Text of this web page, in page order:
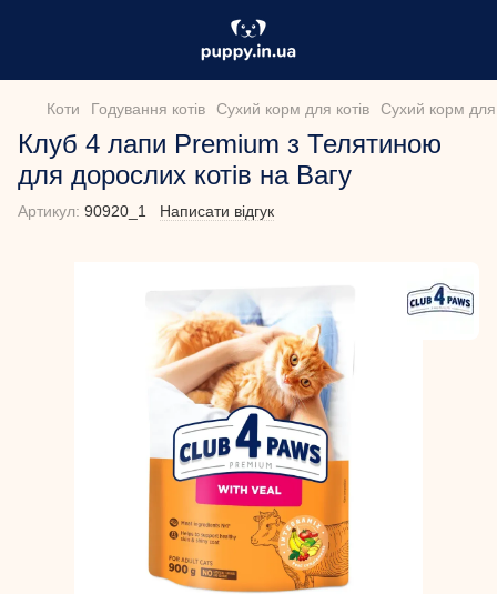
Коти Годування котів Сухий корм для котів Сухий корм для
Клуб 4 лапи Premium з Телятиною
для дорослих котів на Вагу
Артикул: 90920_1 Написати відгук